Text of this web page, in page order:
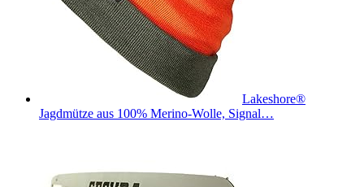
Lakeshore®
Jagdmütze aus 100% Merino-Wolle, Signal…